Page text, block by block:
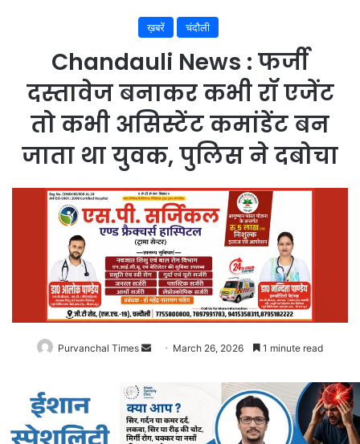
ख़बरें चंदौली
Chandauli News : फर्जी
दस्तावेज बनाकर कभी रॉ एजेंट
तो कभी असिस्टेंट कमांडेंट बन
जाता था युवक, पुलिस ने दबोचा
Purvanchal Times
Send
email
March 26, 2026 1 minute read